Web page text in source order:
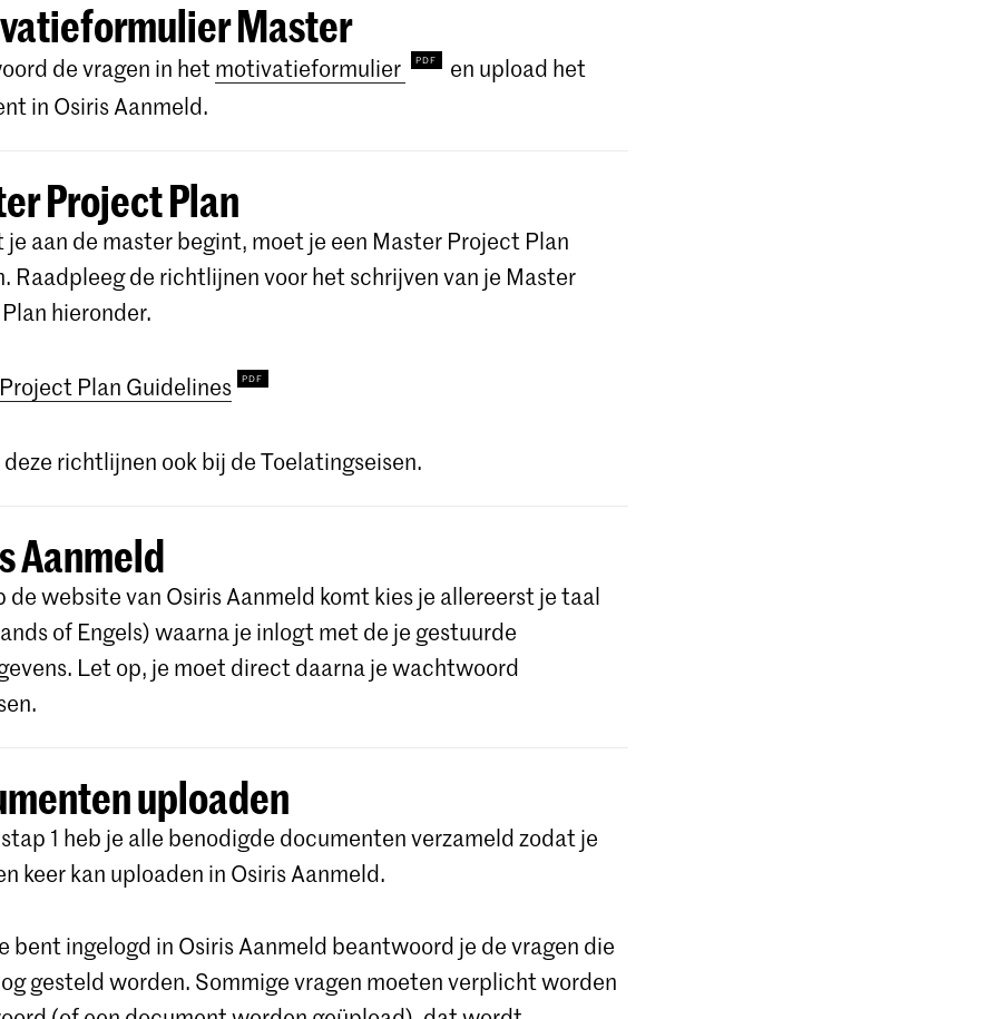
Master
de vragen in het motivatieformulier
en upload het
in Osiris Aanmeld.
Project Plan
je aan de master begint, moet je een Master Project Plan
Raadpleeg de richtlijnen voor het schrijven van je Master
hieronder.
Plan Guidelines
richtlijnen ook bij de Toelatingseisen.
Aanmeld
de website van Osiris Aanmeld komt kies je allereerst je taal
of Engels) waarna je inlogt met de je gestuurde
Let op, je moet direct daarna je wachtwoord
uploaden
1 heb je alle benodigde documenten verzameld zodat je
keer kan uploaden in Osiris Aanmeld.
bent ingelogd in Osiris Aanmeld beantwoord je de vragen die
gesteld worden. Sommige vragen moeten verplicht worden